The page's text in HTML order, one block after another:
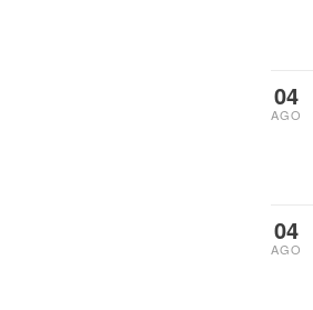
04
AGO
04
AGO